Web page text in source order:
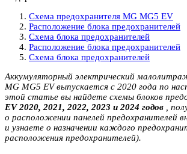
Схема предохранителя MG MG5 EV
Расположение блока предохранителей
Схема блока предохранителей
Расположение блока предохранителей
Схема блока предохранителей
Аккумуляторный электрический
MG MG5 EV выпускается с 2020 года по
этой статье вы найдете схемы блоков
EV 2020, 2021, 2022, 2023 и 2024 годов ,
о расположении панелей предохранителей
и узнаете о назначении каждого
расположения предохранителей).